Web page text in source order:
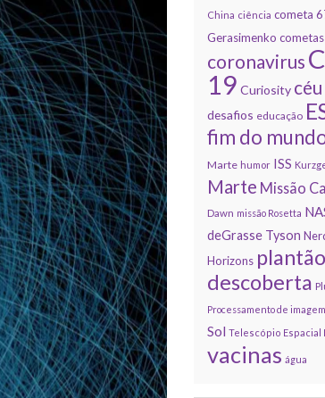
China ciência cometa
Gerasimenko cometas
coronavirus
19 Curiosity
desafios educação
fim do
Marte humor ISS
Marte Missão
Dawn missão Rosetta
deGrasse Tyson
Horizons
descoberta
Processamento de imagem
Sol Telescópio Espacial
vacinas água